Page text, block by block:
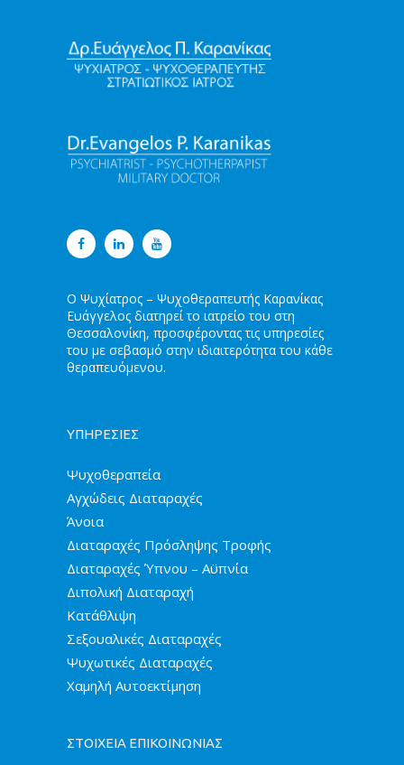
Ο Ψυχίατρος – Ψυχοθεραπευτής Καρανίκας
Ευάγγελος διατηρεί το ιατρείο του στη
Θεσσαλονίκη, προσφέροντας τις υπηρεσίες
του με σεβασμό στην ιδιαιτερότητα του κάθε
θεραπευόμενου.
ΥΠΗΡΕΣΙΕΣ
Ψυχοθεραπεία
Αγχώδεις Διαταραχές
Άνοια
Διαταραχές Πρόσληψης Τροφής
Διαταραχές Ύπνου – Αϋπνία
Διπολική Διαταραχή
Κατάθλιψη
Σεξουαλικές Διαταραχές
Ψυχωτικές Διαταραχές
Χαμηλή Αυτοεκτίμηση
ΣΤΟΙΧΕΙΑ ΕΠΙΚΟΙΝΩΝΙΑΣ